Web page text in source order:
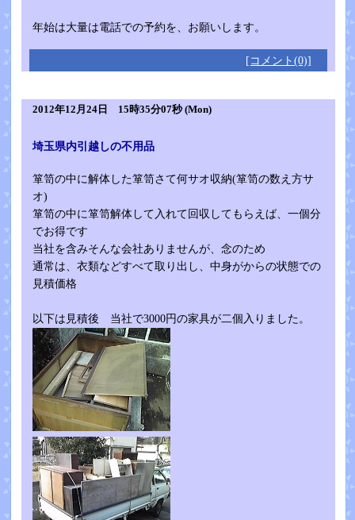
年始は大量は電話での予約を、お願いします。
[コメント(0)]
2012年12月24日 15時35分07秒 (Mon)
埼玉県内引越しの不用品
箪笥の中に解体した箪笥さて何サオ収納(箪笥の数え方サ
オ)
箪笥の中に箪笥解体して入れて回収してもらえば、一個分
でお得です
当社を含みそんな会社ありませんが、念のため
通常は、衣類などすべて取り出し、中身がからの状態での
見積価格
以下は見積後 当社で3000円の家具が二個入りました。